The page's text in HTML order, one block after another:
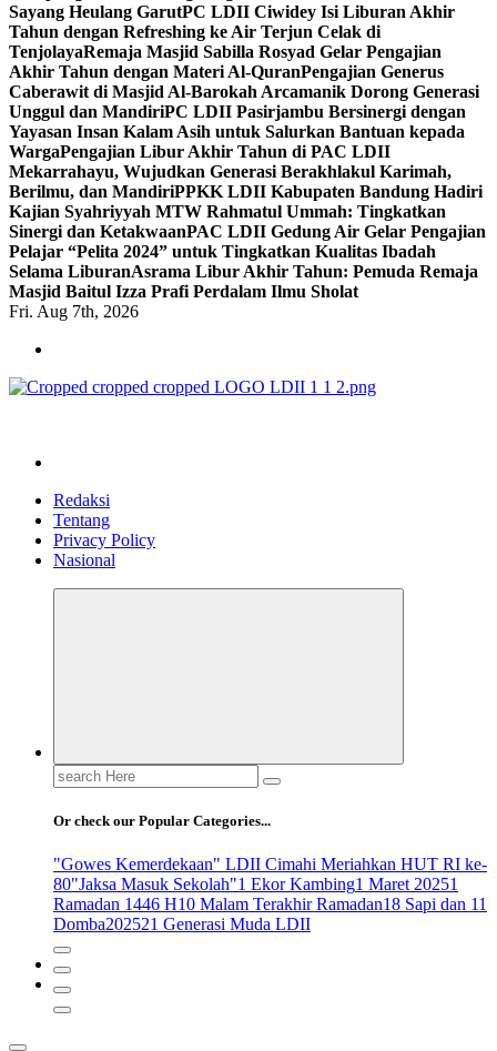
Sayang Heulang GarutPC LDII Ciwidey Isi Liburan Akhir
Tahun dengan Refreshing ke Air Terjun Celak di
TenjolayaRemaja Masjid Sabilla Rosyad Gelar Pengajian
Akhir Tahun dengan Materi Al-QuranPengajian Generus
Caberawit di Masjid Al-Barokah Arcamanik Dorong Generasi
Unggul dan MandiriPC LDII Pasirjambu Bersinergi dengan
Yayasan Insan Kalam Asih untuk Salurkan Bantuan kepada
WargaPengajian Libur Akhir Tahun di PAC LDII
Mekarrahayu, Wujudkan Generasi Berakhlakul Karimah,
Berilmu, dan MandiriPPKK LDII Kabupaten Bandung Hadiri
Kajian Syahriyyah MTW Rahmatul Ummah: Tingkatkan
Sinergi dan KetakwaanPAC LDII Gedung Air Gelar Pengajian
Pelajar “Pelita 2024” untuk Tingkatkan Kualitas Ibadah
Selama LiburanAsrama Libur Akhir Tahun: Pemuda Remaja
Masjid Baitul Izza Prafi Perdalam Ilmu Sholat
Fri. Aug 7th, 2026
Redaksi
Tentang
Privacy Policy
Nasional
Search
for:
Or check our Popular Categories...
"Gowes Kemerdekaan" LDII Cimahi Meriahkan HUT RI ke-
80"Jaksa Masuk Sekolah"1 Ekor Kambing1 Maret 20251
Ramadan 1446 H10 Malam Terakhir Ramadan18 Sapi dan 11
Domba202521 Generasi Muda LDII